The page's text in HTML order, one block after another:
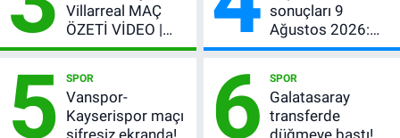
Villarreal MAÇ
ÖZETİ VİDEO |
Osimhen attı,
provada kaybetti
sonuçları 9
Ağustos 2026:
Kazanan
5 SPOR
Vanspor-
Kayserispor maçı
6 SPOR
Galatasaray
transferde